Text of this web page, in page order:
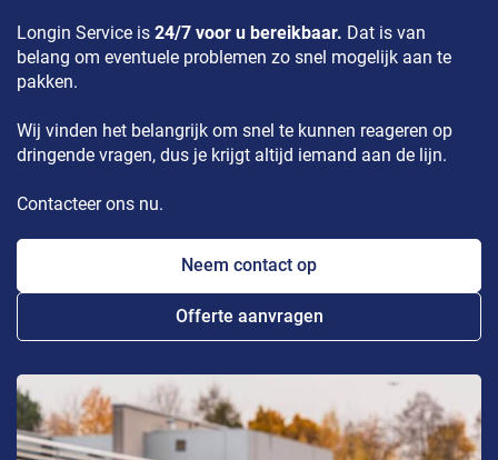
Longin Service is 24/7 voor u bereikbaar. Dat is van
belang om eventuele problemen zo snel mogelijk aan te
pakken.
Wij vinden het belangrijk om snel te kunnen reageren op
dringende vragen, dus je krijgt altijd iemand aan de lijn.
Contacteer ons nu.
Neem contact op
Offerte aanvragen